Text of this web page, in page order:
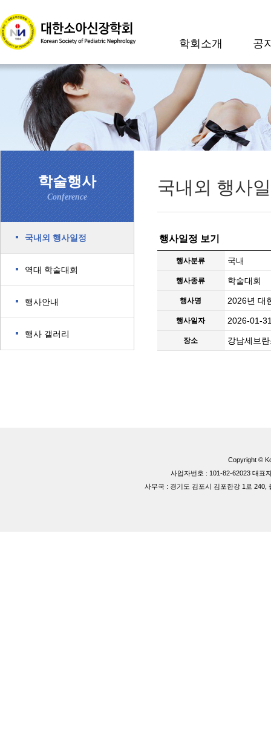
학회소개 공
학술행사
Conference
국내외 행사일정
역대 학술대회
행사안내
행사 갤러리
국내외 행사
행사일정 보기
행사분류 국내
행사종류 학술대회
행사명 2026년 대
행사일자 2026-01-
장소 강남세브
Copyright ©
사업자번호 : 101-82-62023 대표
사무국 : 경기도 김포시 김포한강 1로